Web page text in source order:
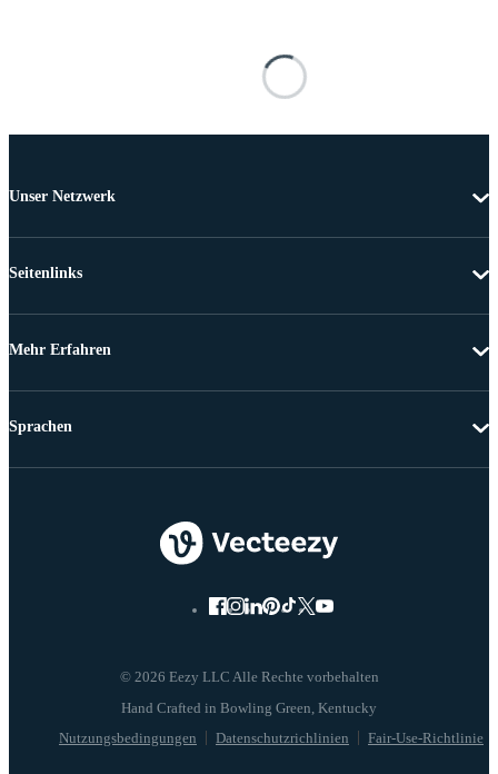
Unser Netzwerk
Seitenlinks
Mehr Erfahren
© 2026 Eezy LLC Alle Rechte vorbehalten
Nutzungsbedingungen Datenschutzrichlinien Fair-Use-Richtlinie
Sprachen